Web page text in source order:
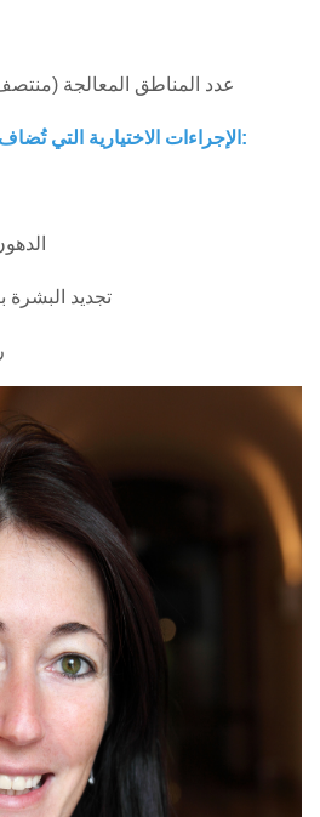
عدد المناطق المعالجة
الإجراءات الاختيارية التي تُضاف عادةً إلى عملية شد الوجه:
تجديد البشرة